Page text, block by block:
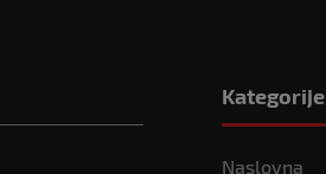
Kategorije
Naslovna